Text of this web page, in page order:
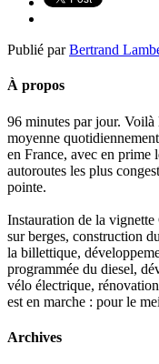
Publié parBertrand
À propos
96 minutes par jour. Voilà
moyenne
en France, avec en prime
autoroutes les plus
pointe.
Instauration de la vignette
sur berges, construction
la billettique,
programmée du diesel,
vélo électrique,
est en marche : pour le
Archives